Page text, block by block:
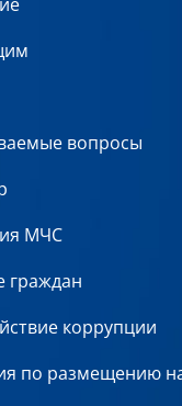
вопросы
МЧС
граждан
коррупции
по размещению